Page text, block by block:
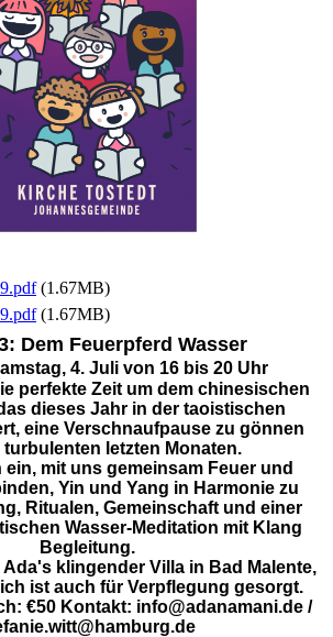
(1.67MB)
(1.67MB)
Dem Feuerpferd Wasser
4. Juli von 16 bis 20 Uhr
perfekte Zeit um dem chinesischen
dieses Jahr in der taoistischen
eine Verschnaufpause zu gönnen
letzten Monaten.
ein, mit uns gemeinsam Feuer und
Yin und Yang in Harmonie zu
Ritualen, Gemeinschaft und einer
Wasser-Meditation mit Klang
Begleitung.
klingender Villa in Bad Malente,
ist auch für Verpflegung gesorgt.
€50 Kontakt: info@adanamani.de /